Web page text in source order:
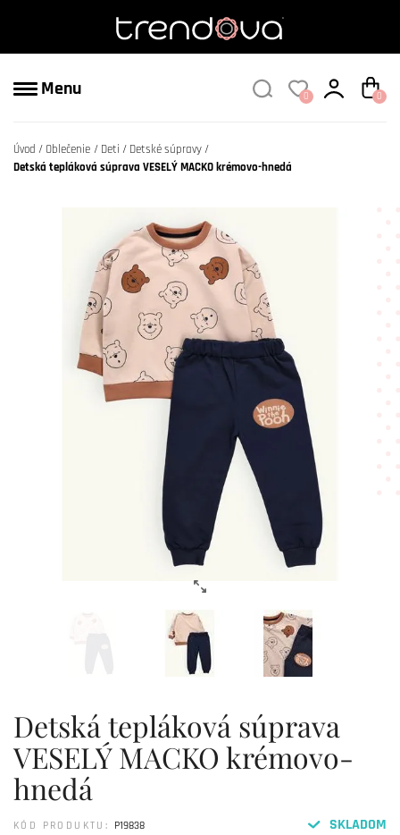
Menu 0 0
Úvod Oblečenie Deti
Detské súpravy
Detská tepláková súprava VESELÝ MACKO krémovo-hnedá
Detská tepláková súprava
VESELÝ MACKO krémovo-
hnedá
SKLADOM
KÓD PRODUKTU: P19838